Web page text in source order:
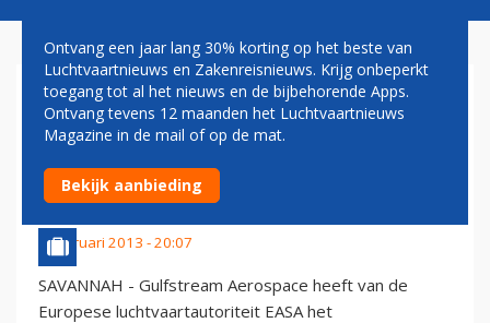
EASA KEURT G280 ZAKENJET
GOED VOOR EUROPEES
GEBRUIK (FOTO)
9 februari 2013 - 20:07
SAVANNAH - Gulfstream Aerospace heeft van de
Europese luchtvaartautoriteit EASA het
Ontvang een jaar lang 30% korting op het beste van
Luchtvaartnieuws en Zakenreisnieuws. Krijg onbeperkt
toegang tot al het nieuws en de bijbehorende Apps.
Ontvang tevens 12 maanden het Luchtvaartnieuws
Magazine in de mail of op de mat.
Bekijk aanbieding